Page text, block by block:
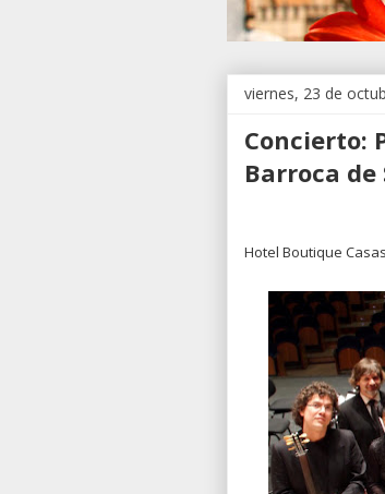
viernes, 23 de
Concierto:
Barroca de
Hotel Boutique